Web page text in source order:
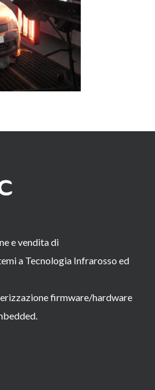
e vendita di
a Tecnologia Infrarosso ed
firmware/hardware